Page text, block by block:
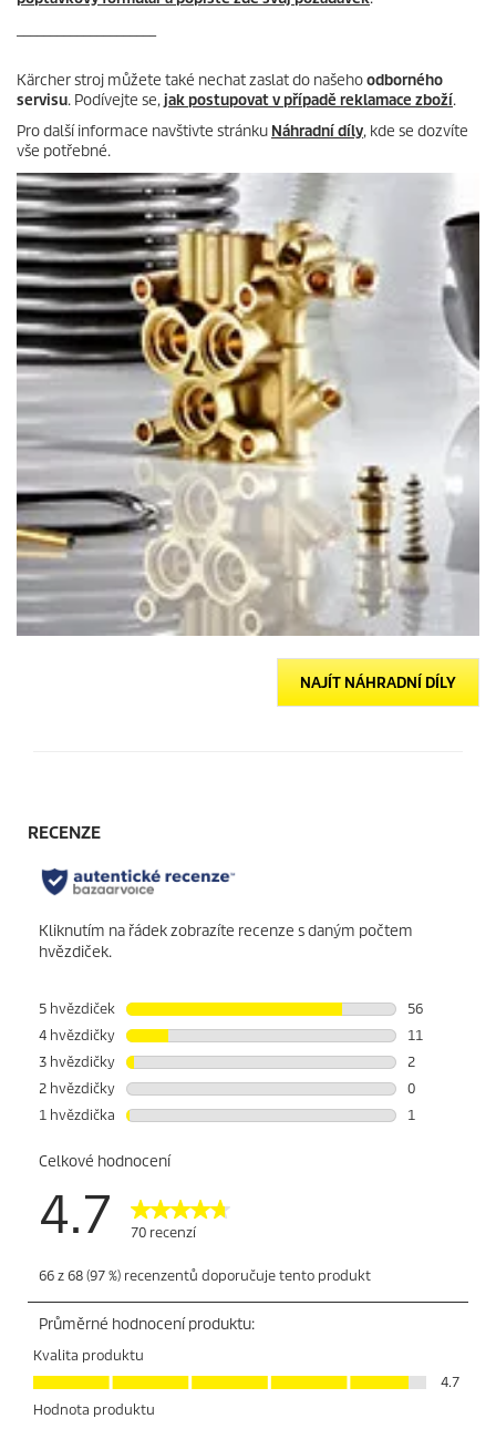
Kärcher stroj můžete také nechat zaslat do našehoodborného
servisu. Podívejte se,jak postupovat v případě reklamace zboží.
Pro další informace navštivte stránku Náhradní díly, kde se dozvíte
vše potřebné.
NAJÍT NÁHRADNÍ DÍLY